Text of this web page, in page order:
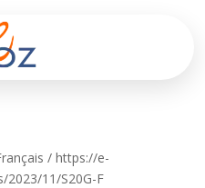
/ https://e-
11/S20G-F